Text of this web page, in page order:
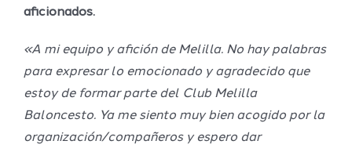
aficionados.
«A mi equipo y afición de Melilla. No hay palabras
para expresar lo emocionado y agradecido que
estoy de formar parte del Club Melilla
Baloncesto. Ya me siento muy bien acogido por la
organización/compañeros y espero dar